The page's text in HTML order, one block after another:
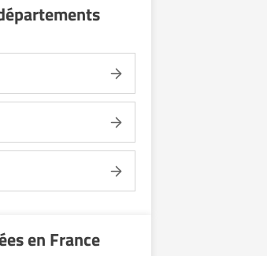
vous médicaux...) Aube
(10)
l'Aube (10)
en France